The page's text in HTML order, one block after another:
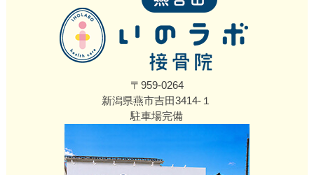
〒959-0264
新潟県燕市吉田3414‐１
駐車場完備